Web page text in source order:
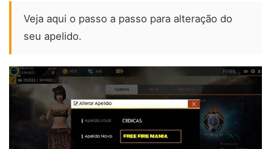
Veja aqui o passo a passo para alteração do
seu apelido.